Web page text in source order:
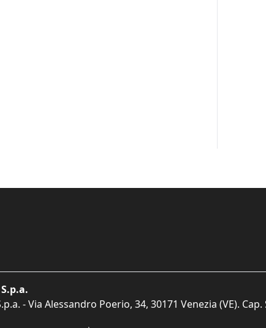
- Via Alessandro Poerio, 34, 30171 Venezia (VE). Cap.